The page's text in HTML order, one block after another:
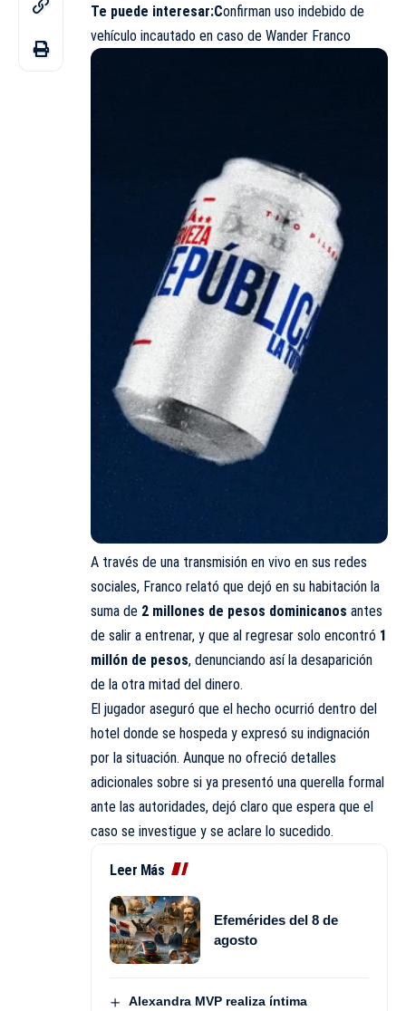
Te puede interesar:Confirman uso indebido de
vehículo incautado en caso de Wander Franco
A través de una transmisión en vivo en sus redes
sociales, Franco relató que dejó en su habitación la
suma de 2 millones de pesos dominicanos antes
de salir a entrenar, y que al regresar solo encontró 1
millón de pesos, denunciando así la desaparición
de la otra mitad del dinero.
El jugador aseguró que el hecho ocurrió dentro del
hotel donde se hospeda y expresó su indignación
por la situación. Aunque no ofreció detalles
adicionales sobre si ya presentó una querella formal
ante las autoridades, dejó claro que espera que el
caso se investigue y se aclare lo sucedido.
Leer Más
Efemérides del 8 de
agosto
Alexandra MVP realiza íntima